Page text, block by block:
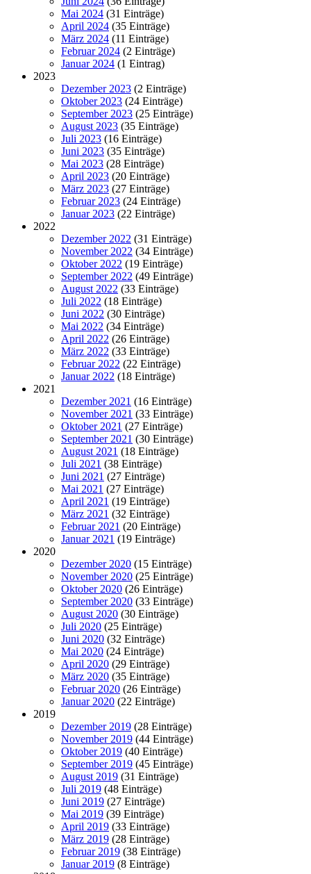
Mai 2024 (31 Einträge)
April 2024 (35 Einträge)
März 2024 (11 Einträge)
Februar 2024 (2 Einträge)
Januar 2024 (1 Eintrag)
2023
Dezember 2023 (2 Einträge)
Oktober 2023 (24 Einträge)
September 2023 (25 Einträge)
August 2023 (35 Einträge)
Juli 2023 (16 Einträge)
Juni 2023 (35 Einträge)
Mai 2023 (28 Einträge)
April 2023 (20 Einträge)
März 2023 (27 Einträge)
Februar 2023 (24 Einträge)
Januar 2023 (22 Einträge)
2022
Dezember 2022 (31 Einträge)
November 2022 (34 Einträge)
Oktober 2022 (19 Einträge)
September 2022 (49 Einträge)
August 2022 (33 Einträge)
Juli 2022 (18 Einträge)
Juni 2022 (30 Einträge)
Mai 2022 (34 Einträge)
April 2022 (26 Einträge)
März 2022 (33 Einträge)
Februar 2022 (22 Einträge)
Januar 2022 (18 Einträge)
2021
Dezember 2021 (16 Einträge)
November 2021 (33 Einträge)
Oktober 2021 (27 Einträge)
September 2021 (30 Einträge)
August 2021 (18 Einträge)
Juli 2021 (38 Einträge)
Juni 2021 (27 Einträge)
Mai 2021 (27 Einträge)
April 2021 (19 Einträge)
März 2021 (32 Einträge)
Februar 2021 (20 Einträge)
Januar 2021 (19 Einträge)
2020
Dezember 2020 (15 Einträge)
November 2020 (25 Einträge)
Oktober 2020 (26 Einträge)
September 2020 (33 Einträge)
August 2020 (30 Einträge)
Juli 2020 (25 Einträge)
Juni 2020 (32 Einträge)
Mai 2020 (24 Einträge)
April 2020 (29 Einträge)
März 2020 (35 Einträge)
Februar 2020 (26 Einträge)
Januar 2020 (22 Einträge)
2019
Dezember 2019 (28 Einträge)
November 2019 (44 Einträge)
Oktober 2019 (40 Einträge)
September 2019 (45 Einträge)
August 2019 (31 Einträge)
Juli 2019 (48 Einträge)
Juni 2019 (27 Einträge)
Mai 2019 (39 Einträge)
April 2019 (33 Einträge)
März 2019 (28 Einträge)
Februar 2019 (38 Einträge)
Januar 2019 (8 Einträge)